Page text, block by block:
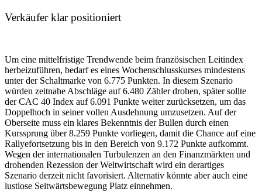
Verkäufer klar positioniert
Um eine mittelfristige Trendwende beim französischen Leitindex
herbeizuführen, bedarf es eines Wochenschlusskurses mindestens
unter der Schaltmarke von 6.775 Punkten. In diesem Szenario
würden zeitnahe Abschläge auf 6.480 Zähler drohen, später sollte
der CAC 40 Index auf 6.091 Punkte weiter zurücksetzen, um das
Doppelhoch in seiner vollen Ausdehnung umzusetzen. Auf der
Oberseite muss ein klares Bekenntnis der Bullen durch einen
Kurssprung über 8.259 Punkte vorliegen, damit die Chance auf eine
Rallyefortsetzung bis in den Bereich von 9.172 Punkte aufkommt.
Wegen der internationalen Turbulenzen an den Finanzmärkten und
drohenden Rezession der Weltwirtschaft wird ein derartiges
Szenario derzeit nicht favorisiert. Alternativ könnte aber auch eine
lustlose Seitwärtsbewegung Platz einnehmen.